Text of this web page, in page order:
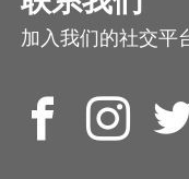
加入我们的社交平